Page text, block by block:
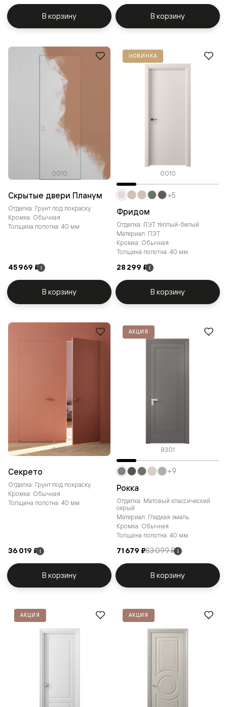
В корзину В корзину
0010
Скрытые двери Планум
Отделка: Грунт под покраску
Кромка: Обычная
Толщина полотна: 40 мм
45 969 ₽ i
В корзину
НОВИНКА
0010
Фридом
Отделка: ПЭТ тёплый-белый
Материал: ПЭТ
Кромка: Обычная
Толщина полотна: 40 мм
28 299 ₽ i
+5
В корзину
0001
Секрето
Отделка: Грунт под покраску
Кромка: Обычная
Толщина полотна: 40 мм
36 019 ₽ i
В корзину
АКЦИЯ
8301
Рокка
Отделка: Матовый классический
серый
Материал: Гладкая эмаль
Кромка: Обычная
Толщина полотна: 40 мм
71 679 ₽83 099 ₽ i
+9
В корзину
АКЦИЯ АКЦИЯ